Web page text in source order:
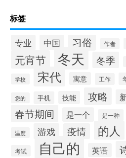
标签
专业 中国 习俗 作者
元宵节 冬天 冬季
学校 宋代 寓意 工作
您的 手机 技能 攻略
春节期间 是一个 是一种
温度 游戏 疫情 的人
考试 自己的 英语